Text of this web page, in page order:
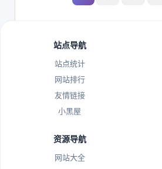
站点导航
站点统计
网站排行
友情链接
小黑屋
资源导航
网站大全